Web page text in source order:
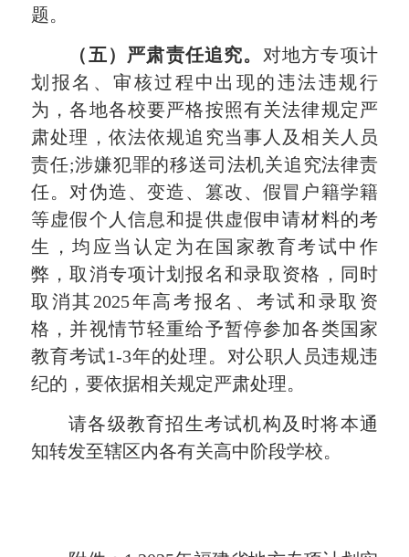
题。
（五）严肃责任追究。 对地方专项计
划报名、审核过程中出现的违法违规行
为，各地各校要严格按照有关法律规定严
肃处理，依法依规追究当事人及相关人员
责任;涉嫌犯罪的移送司法机关追究法律责
任。对伪造、变造、篡改、假冒户籍学籍
等虚假个人信息和提供虚假申请材料的考
生，均应当认定为在国家教育考试中作
弊，取消专项计划报名和录取资格，同时
取消其2025年高考报名、考试和录取资
格，并视情节轻重给予暂停参加各类国家
教育考试1-3年的处理。对公职人员违规违
纪的，要依据相关规定严肃处理。
请各级教育招生考试机构及时将本通
知转发至辖区内各有关高中阶段学校。